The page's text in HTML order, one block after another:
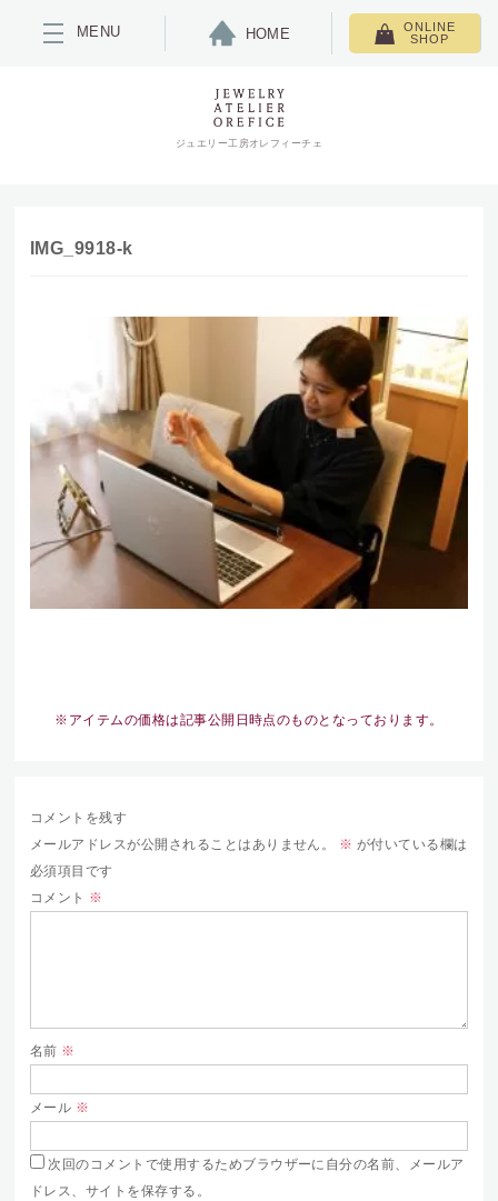
MENU HOME
ONLINE
SHOP
ジュエリー工房オレフィーチェ
IMG_9918-k
※アイテムの価格は記事公開日時点のものとなっております。
コメントを残す
メールアドレスが公開されることはありません。
※ が付いている欄は
必須項目です
コメント ※
名前 ※
メール ※
次回のコメントで使用するためブラウザーに自分の名前、メールア
ドレス、サイトを保存する。